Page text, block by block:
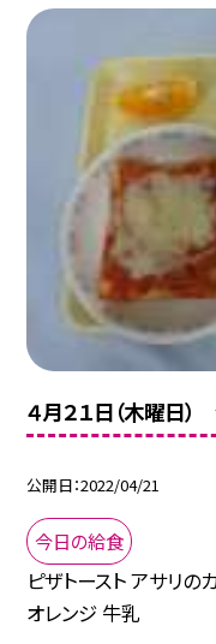
４月２１日（木曜日
公開日 2022/04/21
今日の給食
ピザトースト アサリの
オレンジ 牛乳